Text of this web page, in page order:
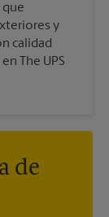
que
y
calidad
The UPS
de